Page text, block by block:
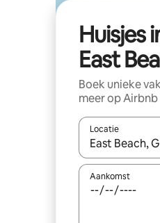
Huisjes
East
Boek unieke
meer op Airbnb
Locatie
Wanneer er
Aankomst